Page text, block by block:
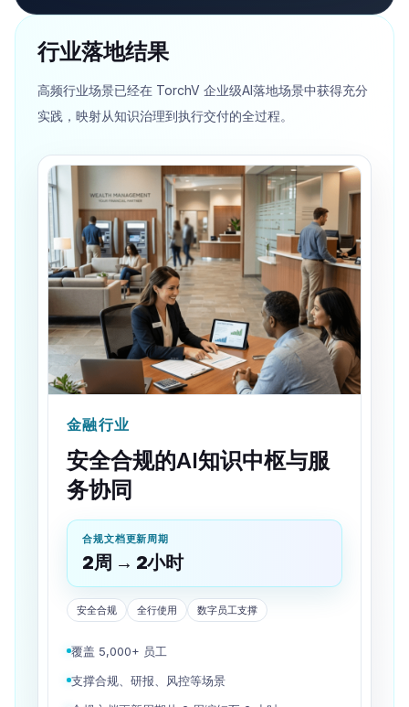
行业落地结果
高频行业场景已经在 TorchV 企业级AI落地场景中获得充分
实践，映射从知识治理到执行交付的全过程。
金融行业
安全合规的AI知识中枢与服
务协同
合规文档更新周期
2周 → 2小时
安全合规 全行使用 数字员工支撑
覆盖 5,000+ 员工
支撑合规、研报、风控等场景